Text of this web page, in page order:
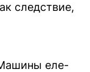
следствие,
еле-